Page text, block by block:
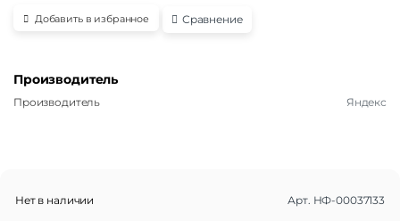
Добавить в избранное Сравнение
Производитель
Производитель Яндекс
Нет в наличии Арт. НФ-00037133